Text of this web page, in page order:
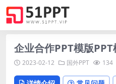
企业合作PPT模版PPT
2023-02-12 国外PPT 134